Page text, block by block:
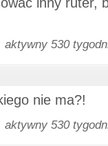
aktywny 530
nie ma?!
aktywny 530